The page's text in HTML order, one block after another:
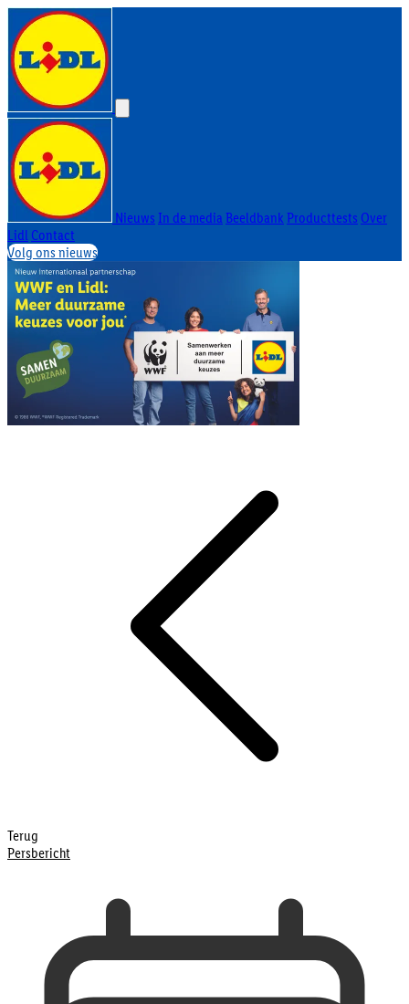
Nieuws In de mediaBeeldbank Producttests Over
Lidl Contact
Volg ons nieuws
Terug
Persbericht